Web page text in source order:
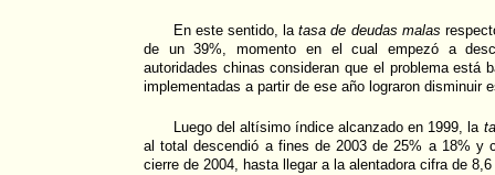
En este sentido, latasa de deudas malas
de un 39%, momento en el cual empezó a
autoridades chinas consideran que el problema está
implementadas a partir de ese año lograron disminuir
Luego del altísimo índice alcanzado en 1999, la
al total descendió a fines de 2003 de 25% a 18% y
cierre de 2004, hasta llegar a la alentadora cifra de